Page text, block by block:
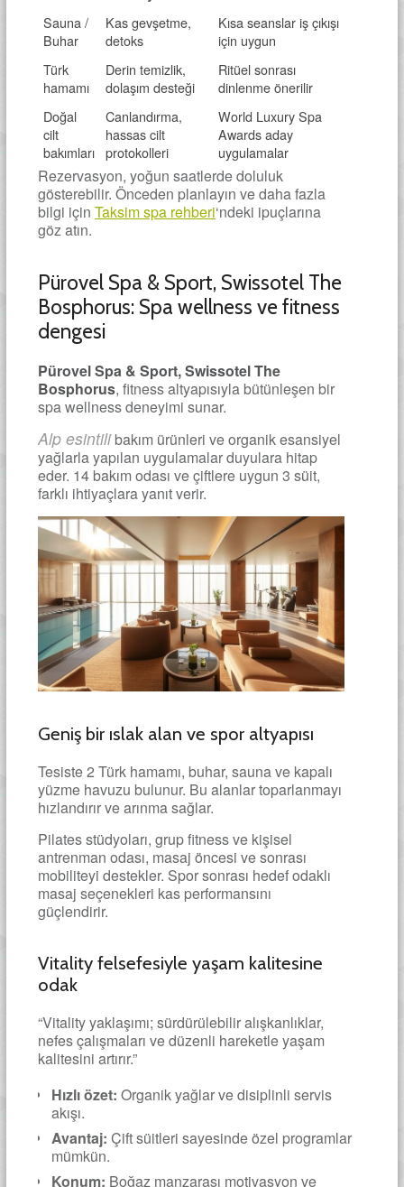
Sauna /
Buhar
Kas gevşetme,
detoks
Kısa seanslar iş çıkışı
için uygun
Türk
hamamı
Derin temizlik,
dolaşım desteği
Ritüel sonrası
dinlenme önerilir
Doğal
cilt
bakımları
Canlandırma,
hassas cilt
protokolleri
World Luxury Spa
Awards aday
uygulamalar
Rezervasyon, yoğun saatlerde doluluk
gösterebilir. Önceden planlayın ve daha fazla
bilgi için Taksim spa rehberi‘ndeki ipuçlarına
göz atın.
Pürovel Spa & Sport, Swissotel The
Bosphorus: Spa wellness ve fitness
dengesi
Pürovel Spa & Sport, Swissotel The
Bosphorus, fitness altyapısıyla bütünleşen bir
spa wellness deneyimi sunar.
Alp esintilibakım ürünleri ve organik esansiyel
yağlarla yapılan uygulamalar duyulara hitap
eder. 14 bakım odası ve çiftlere uygun 3 süit,
farklı ihtiyaçlara yanıt verir.
Geniş bir ıslak alan ve spor altyapısı
Tesiste 2 Türk hamamı, buhar, sauna ve kapalı
yüzme havuzu bulunur. Bu alanlar toparlanmayı
hızlandırır ve arınma sağlar.
Pilates stüdyoları, grup fitness ve kişisel
antrenman odası, masaj öncesi ve sonrası
mobiliteyi destekler. Spor sonrası hedef odaklı
masaj seçenekleri kas performansını
güçlendirir.
Vitality felsefesiyle yaşam kalitesine
odak
“Vitality yaklaşımı; sürdürülebilir alışkanlıklar,
nefes çalışmaları ve düzenli hareketle yaşam
kalitesini artırır.”
Hızlı özet: Organik yağlar ve disiplinli servis
akışı.
Avantaj: Çift süitleri sayesinde özel programlar
mümkün.
Konum: Boğaz manzarası motivasyon ve